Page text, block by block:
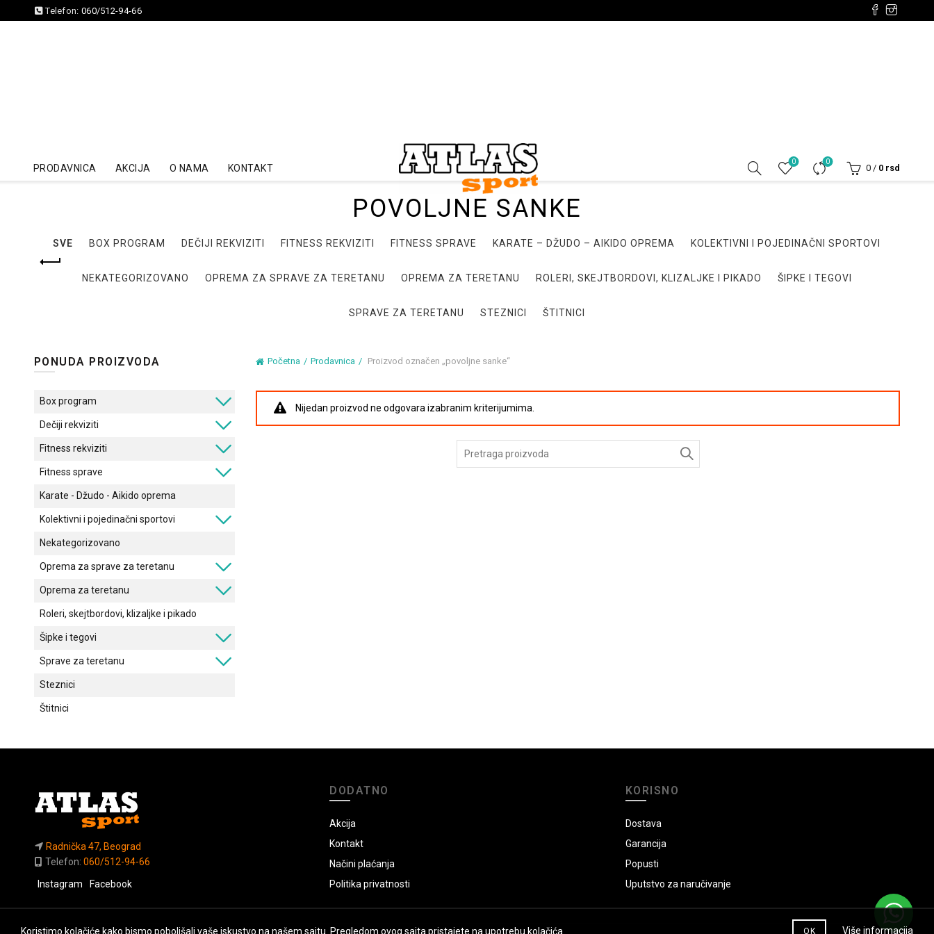
Telefon: 060/512-94-66
PRODAVNICA AKCIJA O NAMA KONTAKT
0 0
0 / 0 rsd
POVOLJNE SANKE
SVE BOX PROGRAM DEČIJI REKVIZITI FITNESS REKVIZITI FITNESS SPRAVE KARATE – DŽUDO – AIKIDO OPREMA KOLEKTIVNI I POJEDINAČNI SPORTOVI
NEKATEGORIZOVANO OPREMA ZA SPRAVE ZA TERETANU OPREMA ZA TERETANU ROLERI, SKEJTBORDOVI, KLIZALJKE I PIKADO ŠIPKE I TEGOVI
SPRAVE ZA TERETANU STEZNICI ŠTITNICI
Početna Prodavnica Proizvod označen „povoljne sanke“
Nijedan proizvod ne odgovara izabranim kriterijumima.
PONUDA PROIZVODA
Box program
Dečiji rekviziti
Fitness rekviziti
Fitness sprave
Karate - Džudo - Aikido oprema
Kolektivni i pojedinačni sportovi
Nekategorizovano
Oprema za sprave za teretanu
Oprema za teretanu
Roleri, skejtbordovi, klizaljke i pikado
Šipke i tegovi
Sprave za teretanu
Steznici
Štitnici
Radnička 47, Beograd
Telefon: 060/512-94-66
Instagram
Facebook
DODATNO
Akcija
Kontakt
Načini plaćanja
Politika privatnosti
KORISNO
Dostava
Garancija
Popusti
Uputstvo za naručivanje
Koristimo kolačiće kako bismo poboljšali vaše iskustvo na našem sajtu. Pregledom ovog sajta pristajete na upotrebu kolačića. OK Više informacija